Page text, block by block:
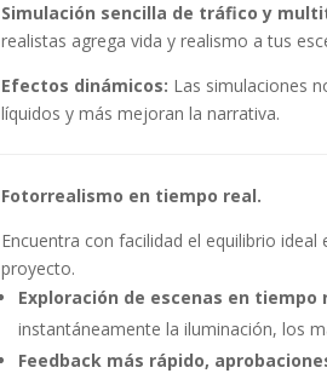
Simulación sencilla de tráfico y
realistas agrega vida y realismo a tus
Efectos dinámicos: Las simulaciones
líquidos y más mejoran la narrativa.
Fotorrealismo en tiempo real.
Encuentra con facilidad el equilibrio
proyecto.
Exploración de escenas en tiempo
instantáneamente la iluminación, los
Feedback más rápido,